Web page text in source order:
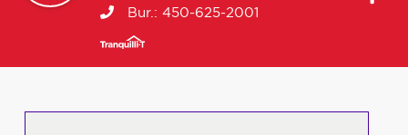
Bur.: 450-625-2001